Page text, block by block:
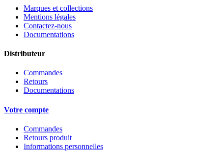
Marques et collections
Mentions légales
Contactez-nous
Documentations
Distributeur
Commandes
Retours
Documentations
Votre compte
Commandes
Retours produit
Informations personnelles